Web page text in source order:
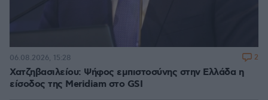
Χατζηβασιλείου: Ψήφος εμπιστοσύνης στην Ελλάδα η
είσοδος της Meridiam στο GSI
06.08.2026, 15:28 2